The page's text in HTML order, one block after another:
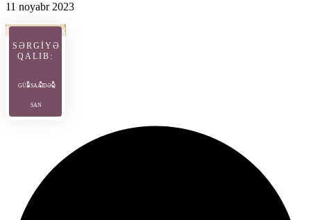
11 noyabr 2023
Hamısına bax
SƏRGİYƏ
QALIB:
GÜNSAATDƏQ
SAN